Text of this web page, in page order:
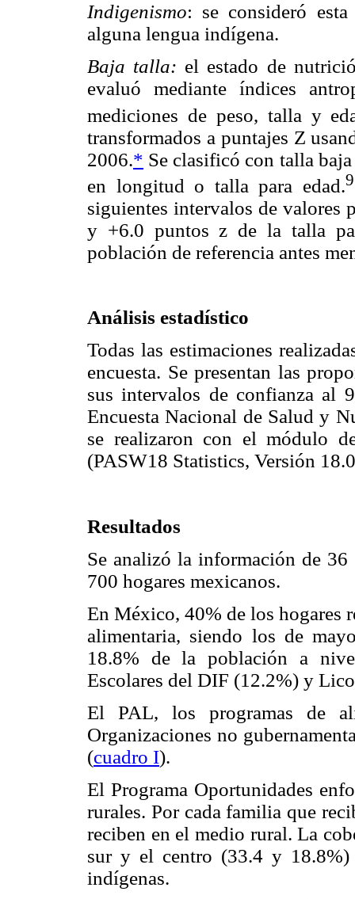
Indigenismo: se consideró
alguna lengua indígena.
Baja talla: el estado de
evaluó mediante índices
mediciones de peso, talla y
transformados a puntajes Z
2006.* Se clasificó con talla
en longitud o talla para edad.9
siguientes intervalos de valores
y +6.0 puntos z de la talla
población de referencia antes
Análisis estadístico
Todas las estimaciones
encuesta. Se presentan las
sus intervalos de confianza al
Encuesta Nacional de Salud y
se realizaron con el módulo
(PASW18 Statistics, Versión
Resultados
Se analizó la información de 36
700 hogares mexicanos.
En México, 40% de los hogares
alimentaria, siendo los de
18.8% de la población a
Escolares del DIF (12.2%) y
El PAL, los programas de
Organizaciones no
(cuadro I).
El Programa Oportunidades
rurales. Por cada familia que
reciben en el medio rural. La
sur y el centro (33.4 y
indígenas.